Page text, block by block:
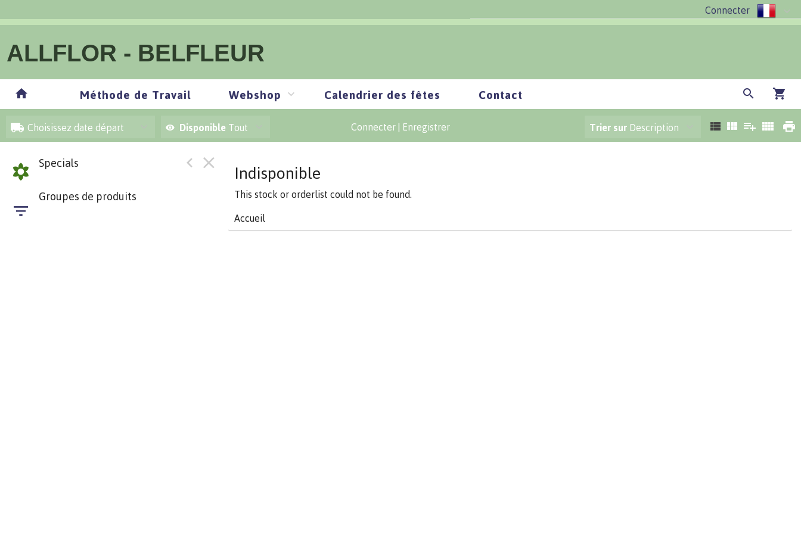
Connecter
ALLFLOR - BELFLEUR
Méthode de Travail Webshop Calendrier des fêtes Contact
Choisissez date départ Disponible Tout Connecter Enregistrer Trier sur Description
Specials
Groupes de produits
Indisponible
This stock or orderlist could not be found.
Accueil